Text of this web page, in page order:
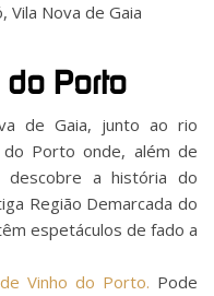
Vila Nova de Gaia
Porto
de Gaia, junto ao rio
Porto onde, além de
a história do
Região Demarcada do
espetáculos de fado a
Vinho do Porto. Pode